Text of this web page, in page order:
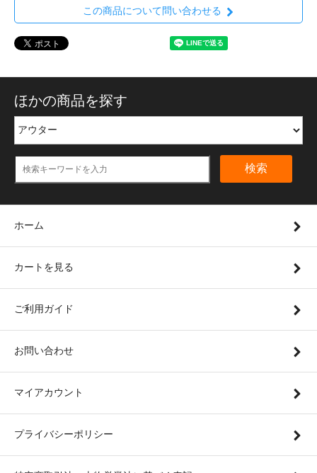
この商品について問い合わせる
ほかの商品を探す
検索
ホーム
カートを見る
ご利用ガイド
お問い合わせ
マイアカウント
プライバシーポリシー